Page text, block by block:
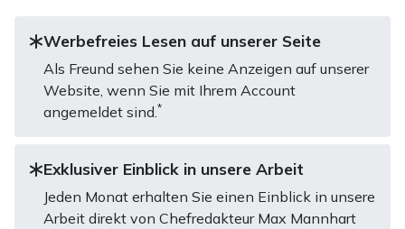
Werbefreies Lesen auf unserer Seite
Als Freund sehen Sie keine Anzeigen auf unserer
Website, wenn Sie mit Ihrem Account
angemeldet sind.*
Exklusiver Einblick in unsere Arbeit
Jeden Monat erhalten Sie einen Einblick in unsere
Arbeit direkt von Chefredakteur Max Mannhart